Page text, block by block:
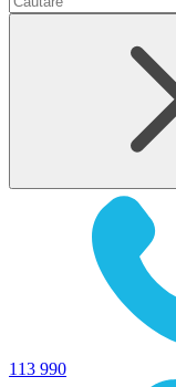
113 990